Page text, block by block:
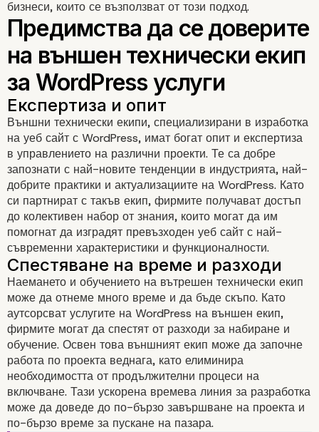
бизнеси, които се възползват от този подход.
Предимства да се
на външен технически
за WordPress услуги
Експертиза и опит
Външни технически екипи, специализирани в изработка
на уеб сайт с WordPress, имат богат опит и експертиза
в управлението на различни проекти. Те са добре
запознати с най-новите тенденции в индустрията, най-
добрите практики и актуализациите на WordPress. Като
си партнират с такъв екип, фирмите получават достъп
до колективен набор от знания, които могат да им
помогнат да изградят превъзходен уеб сайт с най-
съвременни характеристики и функционалности.
Наемането и обучението на вътрешен технически екип
може да отнеме много време и да бъде скъпо. Като
аутсорсват услугите на WordPress на външен екип,
фирмите могат да спестят от разходи за набиране и
обучение. Освен това външният екип може да започне
работа по проекта веднага, като елиминира
необходимостта от продължителни процеси на
включване. Тази ускорена времева линия за разработка
може да доведе до по-бързо завършване на проекта и
по-бързо време за пускане на пазара.